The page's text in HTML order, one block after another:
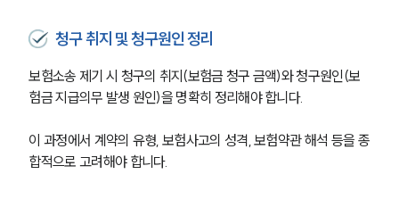
세미나
대륜법률상담예약
대륜법률상담예약
청구 취지 및 청구원인 정리
보험소송 제기 시 청구의 취지(보험금 청구 금액)와 청구원인(보
험금 지급의무 발생 원인)을 명확히 정리해야 합니다.
이 과정에서 계약의 유형, 보험사고의 성격, 보험약관 해석 등을 종
합적으로 고려해야 합니다.